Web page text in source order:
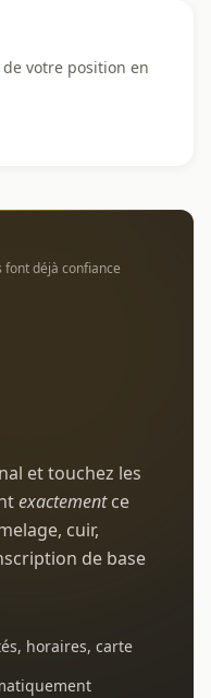
votre position en
font déjà confiance
et touchez les
exactementce
cuir,
de base
horaires, carte